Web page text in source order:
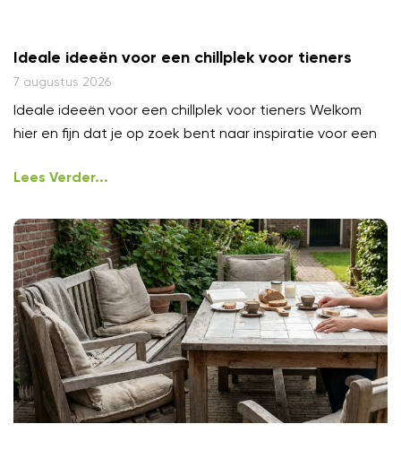
Ideale ideeën voor een chillplek voor tieners
7 augustus 2026
Ideale ideeën voor een chillplek voor tieners Welkom
hier en fijn dat je op zoek bent naar inspiratie voor een
Lees Verder...